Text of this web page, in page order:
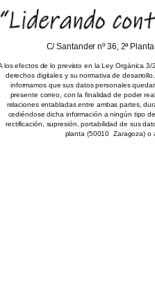
C/ Santander nº 36, 2ª
los efectos de lo previsto en la Ley Orgánica
derechos digitales y su normativa de
informamos que sus datos personales
presente correo, con la finalidad de poder
relaciones entabladas entre ambas partes,
cediéndose dicha información a ningún tipo
rectificación, supresión, portabilidad de sus
planta (50010  Zaragoza)